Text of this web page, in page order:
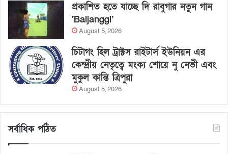
প্রকাশিত হতে যাচ্ছে দি রাবুগার নতুন গান
‘Baljanggi’
August 5, 2026
চিটাগং হিল ট্রাক্টস রাইটার্স ইউনিয়ন এর
কেন্দ্রীয় নেতৃত্বে মংক্য শোয়ে নু নেভী এবং
মুকুল কান্তি ত্রিপুরা
August 5, 2026
সর্বাধিক পঠিত